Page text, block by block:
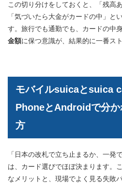
この切り分けをしておくと、「残高
「気づいたら大金がカードの中」と
す。旅行でも通勤でも、カードの中
金額に保つ意識が、結果的に一番ス
モバイルsuicaとsuica
PhoneとAndroidで分か
方
「日本の改札で立ち止まるか、一発
は、カード選びでほぼ決まります。
なメリットと、現場でよく見る失敗